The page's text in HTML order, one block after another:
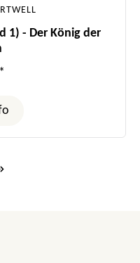
1) - Der König der